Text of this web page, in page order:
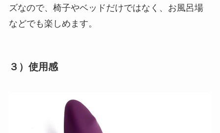
ズなので、椅子やベッドだけではなく、お風呂場
などでも楽しめます。
３）使用感